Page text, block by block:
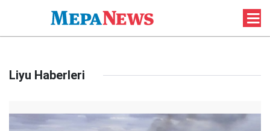
Liyu Haberleri